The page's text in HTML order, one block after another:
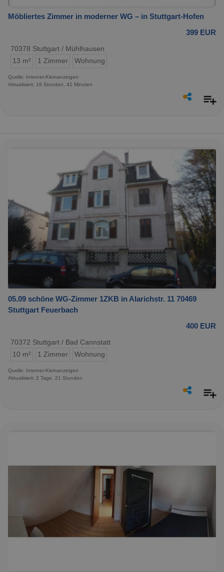
Möbliertes Zimmer in moderner WG – in Stuttgart-Hofen
399 EUR
70378 Stuttgart / Mühlhausen
13 m²
1 Zimmer Wohnung
Quelle: Internet-Kleinanzeigen
Aktualisiert: 16 Stunden, 41 Minuten
05.09 schöne WG-Zimmer 1ZKB in Alarichstr. 11 70469
Stuttgart Feuerbach
400 EUR
70372 Stuttgart / Bad Cannstatt
10 m²
1 Zimmer Wohnung
Quelle: Internet-Kleinanzeigen
Aktualisiert: 2 Tage, 21 Stunden